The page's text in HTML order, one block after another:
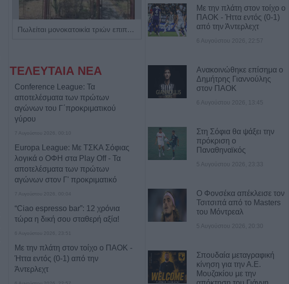
Πωλείται μονοκατοικία τριών επιπέδων στο καταπράσινο Πευκόφυτο Καρδίτσας
ΤΕΛΕΥΤΑΙΑ ΝΕΑ
Conference League: Τα
αποτελέσματα των πρώτων
αγώνων του Γ΄προκριματικού
γύρου
7 Αυγούστου 2026, 00:10
Europa League: Με ΤΣΚΑ Σόφιας
λογικά ο ΟΦΗ στα Play Off - Τα
αποτελέσματα των πρώτων
αγώνων στον Γ' προκριματικό
7 Αυγούστου 2026, 00:04
“Ciao espresso bar”: 12 χρόνια
τώρα η δική σου σταθερή αξία!
6 Αυγούστου 2026, 23:51
Με την πλάτη στον τοίχο ο ΠΑΟΚ -
Ήττα εντός (0-1) από την
Άντερλεχτ
Με την πλάτη στον τοίχο ο
ΠΑΟΚ - Ήττα εντός (0-1)
από την Άντερλεχτ
6 Αυγούστου 2026, 22:57
Ανακοινώθηκε επίσημα ο
Δημήτρης Γιαννούλης
στον ΠΑΟΚ
6 Αυγούστου 2026, 13:45
Στη Σόφια θα ψάξει την
πρόκριση ο
Παναθηναϊκός
5 Αυγούστου 2026, 23:33
Ο Φονσέκα απέκλεισε τον
Τσιτσιπά από το Masters
του Μόντρεαλ
5 Αυγούστου 2026, 20:30
Σπουδαία μεταγραφική
κίνηση για την Α.Ε.
Μουζακίου με την